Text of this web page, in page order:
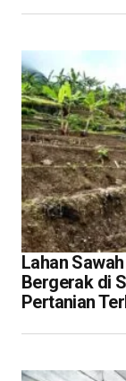
Lahan
Bergerak di
Pertanian